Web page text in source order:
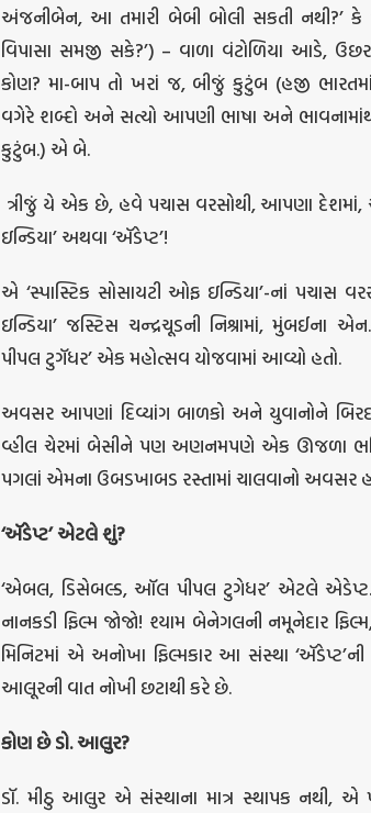
અંજનીબેન, આ તમારી બેબી બોલી સકતી
વિપાસા સમજી સકે?’) – વાળા વંટોળિયા
કોણ? મા-બાપ તો ખરાં જ, બીજું કુટુંબ (હજી
વગેરે શબ્દો અને સત્યો આપણી ભાષા અને
કુટુંબ.) એ બે.
ત્રીજું યે એક છે, હવે પચાસ વરસોથી, આપણા દેશમાં,
ઇન્ડિયા’ અથવા ‘ઍડેપ્ટ’!
એ ‘સ્પાસ્ટિક સોસાયટી ઓફ ઇન્ડિયા’-નાં પચાસ
ઇન્ડિયા’ જસ્ટિસ ચન્દ્રચૂડની નિશ્રામાં,
પીપલ ટુગૅધર’ એક મહોત્સવ યોજવામાં આવ્યો હતો.
અવસર આપણાં દિવ્યાંગ બાળકો અને યુવાનોને
વ્હીલ ચેરમાં બેસીને પણ અણનમપણે એક ઊજળા
પગલાં એમના ઉબડખાબડ રસ્તામાં ચાલવાનો અવસર
‘ઍડેપ્ટ’એટલેશું?
‘એબલ, ડિસેબલ્ડ, ઑલ પીપલ ટુગેધર’ એટલે એડેપ્ટ.
નાનકડી ફિલ્મ જોજો! શ્યામ બેનેગલની નમૂનેદાર
મિનિટમાં એ અનોખા ફિલ્મકાર આ સંસ્થા
આલૂરની વાત નોખી છટાથી કરે છે.
કોણ છે ડો.આલુર?
ડૉ. મીઠુ આલુર એ સંસ્થાના માત્ર સ્થાપક નથી, એ